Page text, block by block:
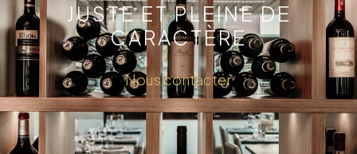
JUSTE ET PLEINE DE
CARACTÈRE
Nous contacter